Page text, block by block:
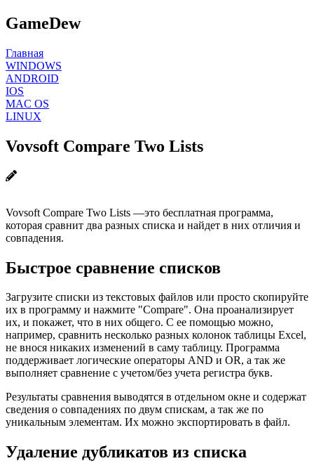
GameDew
Главная
WINDOWS
ANDROID
IOS
MAC OS
LINUX
Vovsoft Compare Two Lists
Vovsoft Compare Two Lists —это бесплатная программа,
которая сравнит два разных списка и найдет в них отличия и
совпадения.
Быстрое сравнение списков
Загрузите списки из текстовых файлов или просто скопируйте
их в программу и нажмите "Compare". Она проанализирует
их, и покажет, что в них общего. С ее помощью можно,
например, сравнить несколько разных колонок таблицы Excel,
не внося никаких изменений в саму таблицу. Программа
поддерживает логические операторы AND и OR, а так же
выполняет сравнение с учетом/без учета регистра букв.
Результаты сравнения выводятся в отдельном окне и содержат
сведения о совпадениях по двум спискам, а так же по
уникальным элементам. Их можно экспортировать в файл.
Удаление дубликатов из списка